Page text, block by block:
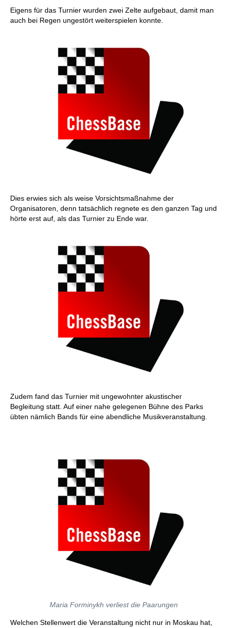
Eigens für das Turnier wurden zwei Zelte aufgebaut, damit man
auch bei Regen ungestört weiterspielen konnte.
Dies erwies sich als weise Vorsichtsmaßnahme der
Organisatoren, denn tatsächlich regnete es den ganzen Tag und
hörte erst auf, als das Turnier zu Ende war.
Zudem fand das Turnier mit ungewohnter akustischer
Begleitung statt. Auf einer nahe gelegenen Bühne des Parks
übten nämlich Bands für eine abendliche Musikveranstaltung.
Maria Forminykh verliest die Paarungen
Welchen Stellenwert die Veranstaltung nicht nur in Moskau hat,